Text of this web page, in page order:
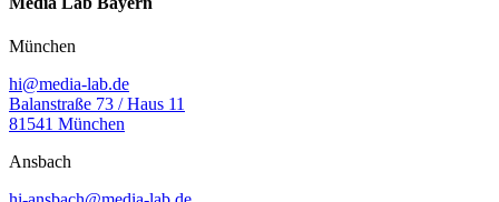
München
hi@media-lab.de
Balanstraße 73 / Haus 11
81541 München
Ansbach